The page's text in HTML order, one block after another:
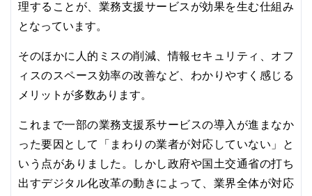
理することが、業務支援サービスが効果を生む仕組み
となっています。
そのほかに人的ミスの削減、情報セキュリティ、オフ
ィスのスペース効率の改善など、わかりやすく感じる
メリットが多数あります。
これまで一部の業務支援系サービスの導入が進まなか
った要因として「まわりの業者が対応していない」と
いう点がありました。しかし政府や国土交通省の打ち
出すデジタル化改革の動きによって、業界全体が対応